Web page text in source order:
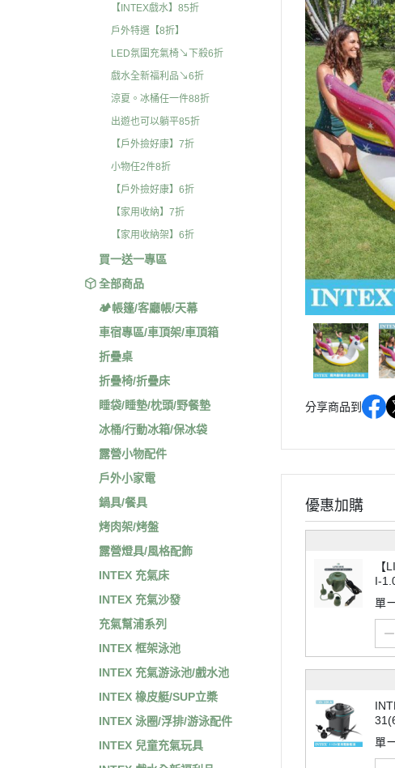
【INTEX戲水】85折
戶外特選【8折】
LED氛圍充氣椅↘下殺6折
戲水全新福利品↘6折
涼夏。冰桶任一件88折
出遊也可以躺平85折
【戶外撿好康】7折
小物任2件8折
【戶外撿好康】6折
【家用收納】7折
【家用收納架】6折
買一送一專區
全部商品
🏕️帳篷/客廳帳/天幕
車宿專區/車頂架/車頂箱
折疊桌
折疊椅/折疊床
睡袋/睡墊/枕頭/野餐墊
冰桶/行動冰箱/保冰袋
露營小物配件
戶外小家電
鍋具/餐具
烤肉架/烤盤
露營燈具/風格配飾
INTEX 充氣床
INTEX 充氣沙發
充氣幫浦系列
INTEX 框架泳池
INTEX 充氣游泳池/戲水池
INTEX 橡皮艇/SUP立槳
INTEX 泳圈/浮排/游泳配件
INTEX 兒童充氣玩具
分享商品到
優惠加購
【
I-
單
單